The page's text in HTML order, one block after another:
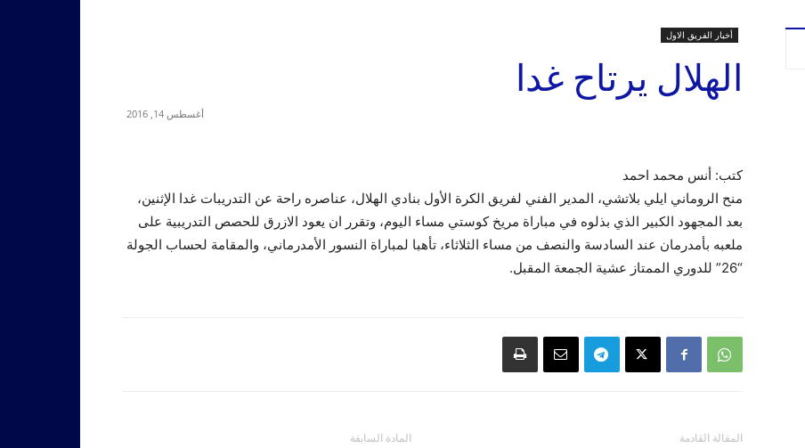
أخبار الفريق الاول
الهلال يرتاح غدا
أغسطس 14, 2016
كتب: أنس محمد احمد
منح الروماني ايلي بلاتشي، المدير الفني لفريق الكرة الأول بنادي الهلال، عناصره راحة عن التدريبات غدا الإثنين،
بعد المجهود الكبير الذي بذلوه في مباراة مريخ كوستي مساء اليوم، وتقرر ان يعود الازرق للحصص التدريبية على
ملعبه بأمدرمان عند السادسة والنصف من مساء الثلاثاء، تأهبا لمباراة النسور الأمدرماني، والمقامة لحساب الجولة
“26” للدوري الممتاز عشية الجمعة المقبل.
المادة السابقة المقالة القادمة